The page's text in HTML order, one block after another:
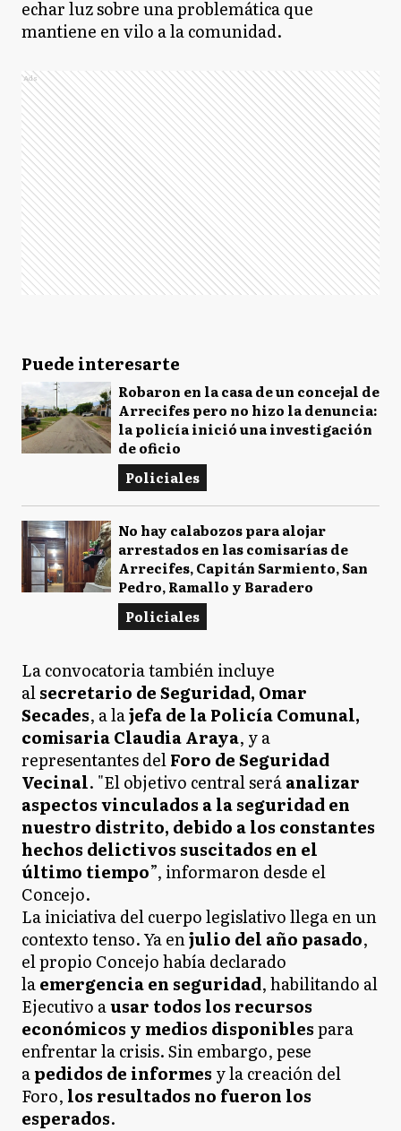
echar luz sobre una problemática que
mantiene en vilo a la comunidad.
Ads
Puede interesarte
Robaron en la casa de un concejal de
Arrecifes pero no hizo la denuncia:
la policía inició una investigación
de oficio
Policiales
No hay calabozos para alojar
arrestados en las comisarías de
Arrecifes, Capitán Sarmiento, San
Pedro, Ramallo y Baradero
Policiales
La convocatoria también incluye
alsecretario de Seguridad, Omar
Secades, a lajefa de la Policía Comunal,
comisaria Claudia Araya, y a
representantes delForo de Seguridad
Vecinal. "El objetivo central seráanalizar
aspectos vinculados a la seguridad en
nuestro distrito, debido a los constantes
hechos delictivos suscitados en el
último tiempo”, informaron desde el
Concejo.
La iniciativa del cuerpo legislativo llega en un
contexto tenso. Ya enjulio del año pasado,
el propio Concejo había declarado
laemergencia en seguridad, habilitando al
Ejecutivo ausar todos los recursos
económicos y medios disponiblespara
enfrentar la crisis. Sin embargo, pese
apedidos de informesy la creación del
Foro, los resultados no fueron los
esperados.